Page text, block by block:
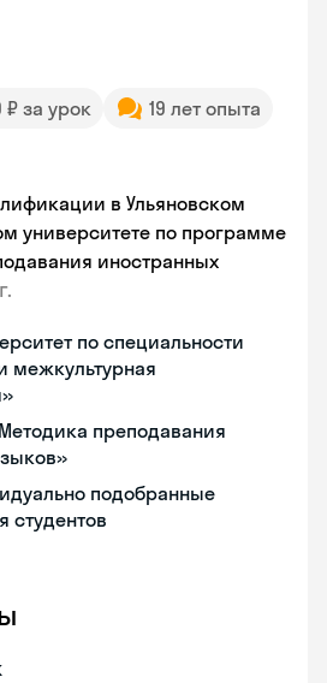
₽ за урок
19 лет опыта
в Ульяновском
университете по программе
иностранных
по специальности
межкультурная
преподавания
подобранные
студентов